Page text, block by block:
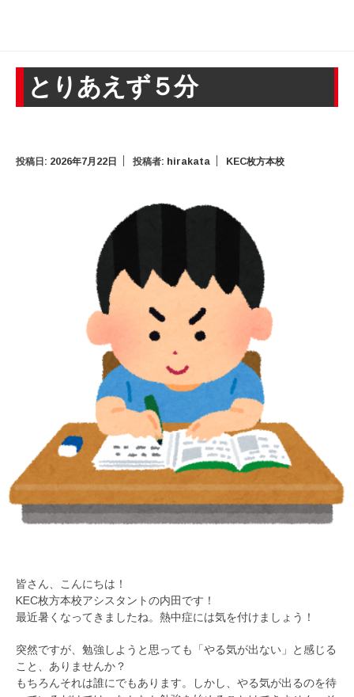
とりあえず５分
投稿日: 2026年7月22日 投稿者: hirakata KEC枚方本校
皆さん、こんにちは！
KEC枚方本校アシスタントの内田です！
最近暑くなってきましたね。熱中症には気を付けましょう！
突然ですが、勉強しようと思っても「やる気が出ない」と感じる
こと、ありませんか？
もちろんそれは誰にでもあります。しかし、やる気が出るのを待